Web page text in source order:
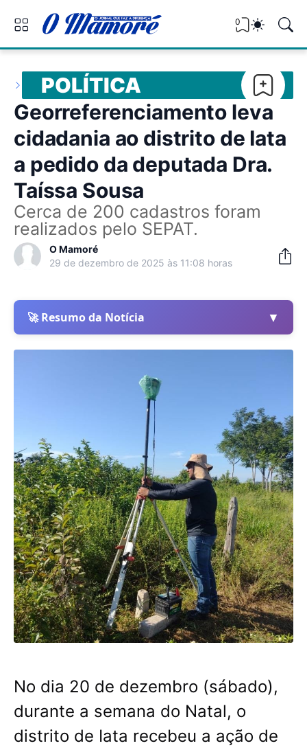
0
POLÍTICA
Georreferenciamento leva
cidadania ao distrito de Iata
a pedido da deputada Dra.
Taíssa Sousa
Cerca de 200 cadastros foram
realizados pelo SEPAT.
O Mamoré
29 de dezembro de 2025 às 11:08 horas
🚀 Resumo da Notícia ▼
No dia 20 de dezembro (sábado),
durante a semana do Natal, o
distrito de Iata recebeu a ação de